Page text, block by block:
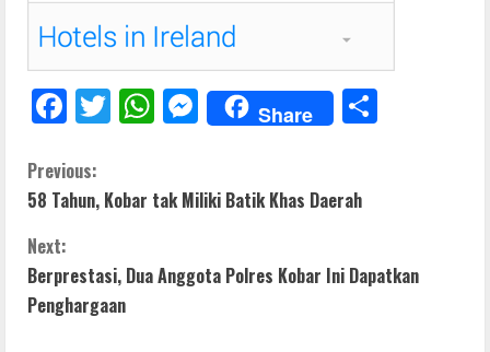
F
e
b
o
k
T
er
W
s
p
M
e
e
g
Share
C
o
n
t
Previous:
58 Tahun, Kobar tak Miliki Batik Khas Daerah
Next:
Berprestasi, Dua Anggota Polres Kobar Ini Dapatkan
Penghargaan